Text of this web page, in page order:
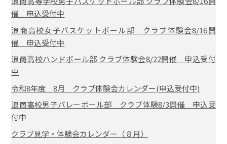
催 申込受付中
浪商高校女子バスケットボール部 クラブ体験会8/16開
催 申込受付中
浪商高校ハンドボール部 クラブ体験会8/22開催 申込受付
中
令和8年度 8月 クラブ体験会カレンダー(申込受付中)
浪商高校男子バレーボール部 クラブ体験8/3開催 申込受
付中
クラブ見学・体験会カレンダー（８月）